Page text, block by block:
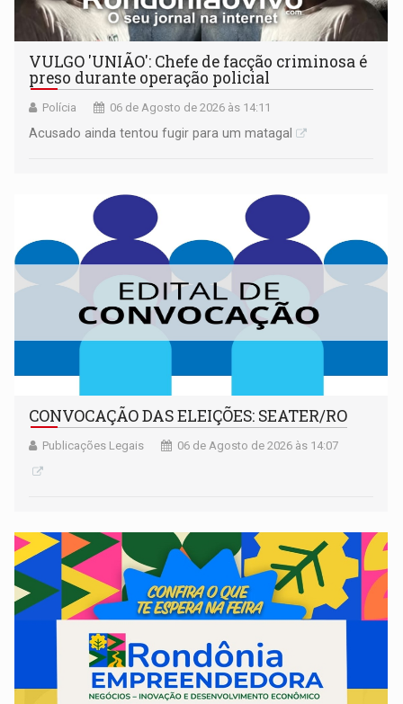
VULGO 'UNIÃO': Chefe de facção criminosa é
preso durante operação policial
Polícia 06 de Agosto de 2026 às 14:11
Acusado ainda tentou fugir para um matagal
CONVOCAÇÃO DAS ELEIÇÕES: SEATER/RO
Publicações Legais 06 de Agosto de 2026 às 14:07